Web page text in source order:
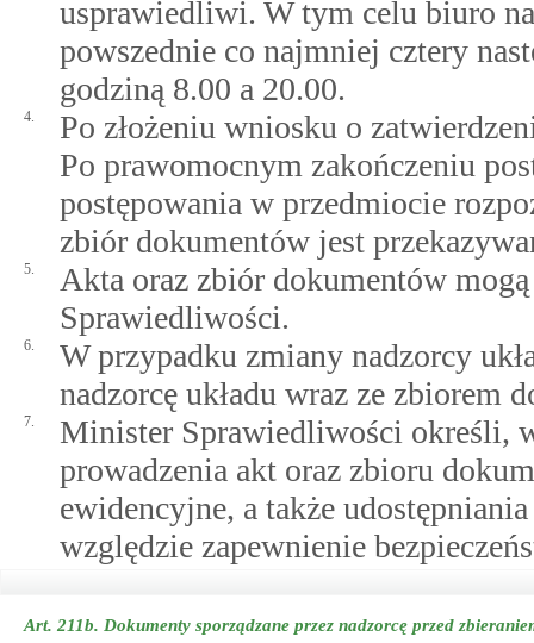
usprawiedliwi. W tym celu biuro
powszednie co najmniej cztery
godziną 8.00 a 20.00.
4.
Po złożeniu wniosku o
Po prawomocnym zakończeniu
postępowania w przedmiocie
zbiór dokumentów jest
5.
Akta oraz zbiór dokumentów
Sprawiedliwości.
6.
W przypadku zmiany nadzorcy
nadzorcę układu wraz ze zbiorem
7.
Minister Sprawiedliwości określi,
prowadzenia akt oraz zbioru
ewidencyjne, a także
względzie zapewnienie
Art. 211b. Dokumenty sporządzane przez nadzorcę przed